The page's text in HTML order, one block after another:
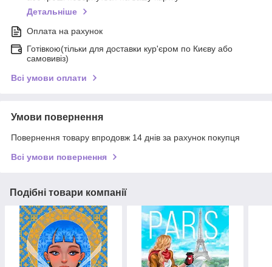
Детальніше
Оплата на рахунок
Готівкою(тільки для доставки кур'єром по Києву або
самовивіз)
Всі умови оплати
Умови повернення
Повернення товару впродовж 14 днів за рахунок покупця
Всі умови повернення
Подібні товари компанії